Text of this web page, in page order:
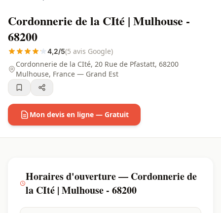
Cordonnerie de la CIté | Mulhouse -
68200
4,2/5(5 avis Google)
Cordonnerie de la CIté, 20 Rue de Pfastatt, 68200
Mulhouse, France — Grand Est
Mon devis en ligne — Gratuit
Horaires d'ouverture — Cordonnerie de
la CIté | Mulhouse - 68200